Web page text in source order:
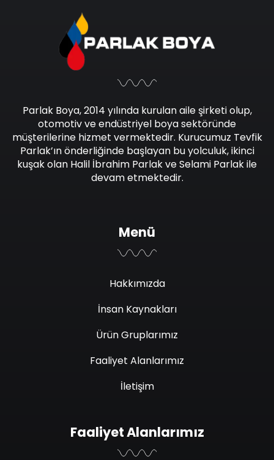
Parlak Boya, 2014 yılında kurulan aile şirketi olup,
otomotiv ve endüstriyel boya sektöründe
müşterilerine hizmet vermektedir. Kurucumuz Tevfik
Parlak’ın önderliğinde başlayan bu yolculuk, ikinci
kuşak olan Halil İbrahim Parlak ve Selami Parlak ile
devam etmektedir.
Menü
Hakkımızda
İnsan Kaynakları
Ürün Gruplarımız
Faaliyet Alanlarımız
İletişim
Faaliyet Alanlarımız